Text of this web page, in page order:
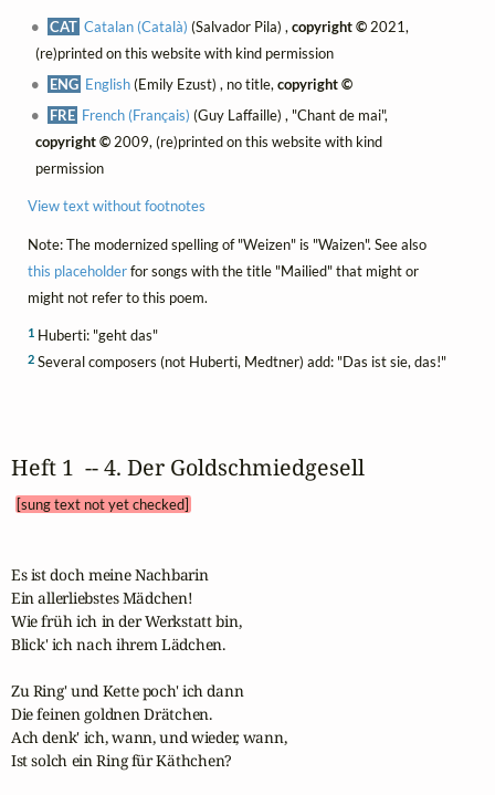
CAT Catalan (Català) (Salvador Pila) ,copyright ©2021,
(re)printed on this website with kind permission
ENG English(Emily Ezust) , no title,copyright ©
FRE French (Français) (Guy Laffaille) , "Chant de mai",
copyright ©2009, (re)printed on this website with kind
permission
View text without footnotes
Note: The modernized spelling of "Weizen" is "Waizen". See also
this placeholderfor songs with the title "Mailied" that might or
might not refer to this poem.
1Huberti: "geht das"
2Several composers (not Huberti, Medtner) add: "Das ist sie, das!"
Heft 1  -- 4. Der Goldschmiedgesell
[sung text not yet checked]
Es ist doch meine Nachbarin
Ein allerliebstes Mädchen!
Wie früh ich in der Werkstatt bin,
Blick' ich nach ihrem Lädchen.
Zu Ring' und Kette poch' ich dann
Die feinen goldnen Drätchen.
Ach denk' ich, wann, und wieder, wann,
Ist solch ein Ring für Käthchen?